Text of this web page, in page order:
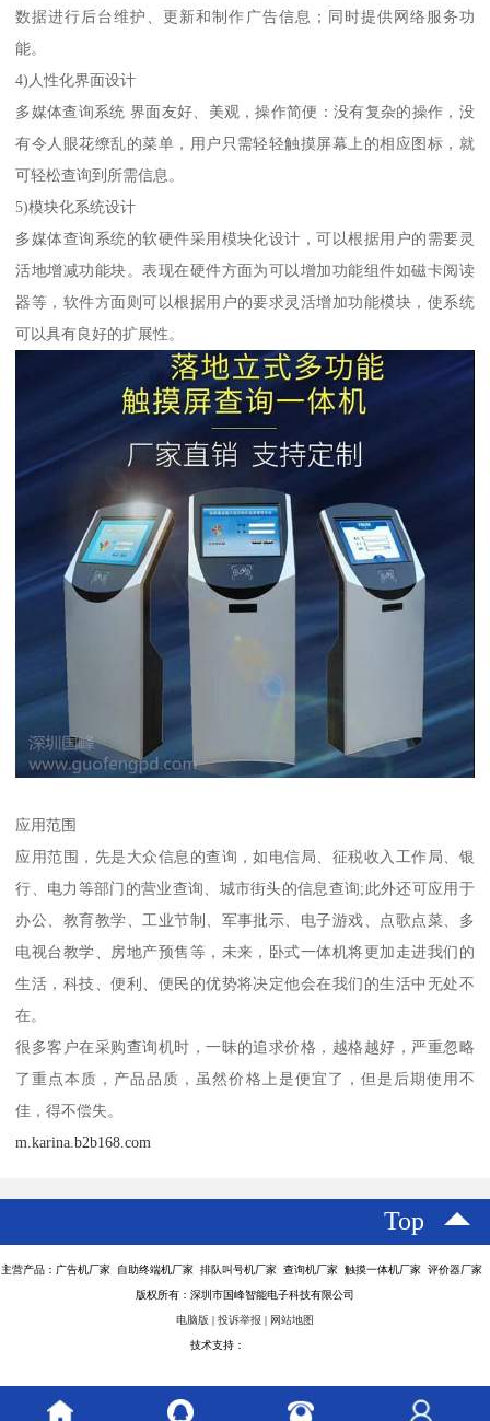
数据进行后台维护、更新和制作广告信息；同时提供网络服务功
能。
4)人性化界面设计
多媒体查询系统 界面友好、美观，操作简便：没有复杂的操作，没
有令人眼花缭乱的菜单，用户只需轻轻触摸屏幕上的相应图标，就
可轻松查询到所需信息。
5)模块化系统设计
多媒体查询系统的软硬件采用模块化设计，可以根据用户的需要灵
活地增减功能块。表现在硬件方面为可以增加功能组件如磁卡阅读
器等，软件方面则可以根据用户的要求灵活增加功能模块，使系统
可以具有良好的扩展性。
应用范围
应用范围，先是大众信息的查询，如电信局、征税收入工作局、银
行、电力等部门的营业查询、城市街头的信息查询;此外还可应用于
办公、教育教学、工业节制、军事批示、电子游戏、点歌点菜、多
电视台教学、房地产预售等，未来，卧式一体机将更加走进我们的
生活，科技、便利、便民的优势将决定他会在我们的生活中无处不
在。
很多客户在采购查询机时，一昧的追求价格，越格越好，严重忽略
了重点本质，产品品质，虽然价格上是便宜了，但是后期使用不
佳，得不偿失。
m.karina.b2b168.com
Top
主营产品：广告机厂家 自助终端机厂家 排队叫号机厂家 查询机厂家 触摸一体机厂家 评价器厂家
版权所有：深圳市国峰智能电子科技有限公司
电脑版 投诉举报 网站地图
技术支持：